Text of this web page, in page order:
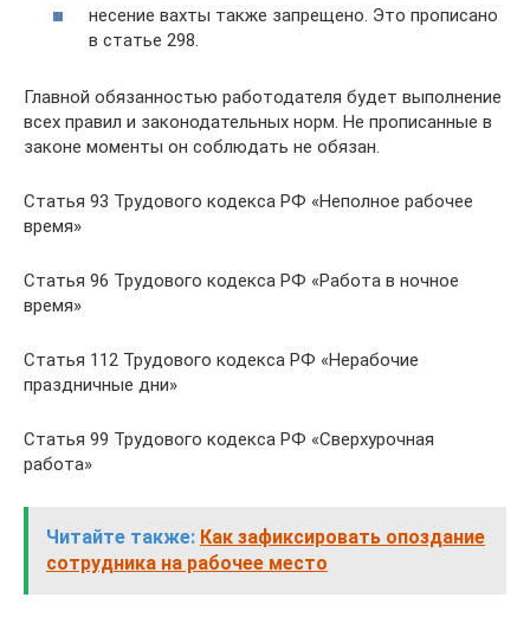
несение вахты также запрещено. Это прописано
в статье 298.
Главной обязанностью работодателя будет выполнение
всех правил и законодательных норм. Не прописанные в
законе моменты он соблюдать не обязан.
Статья 93 Трудового кодекса РФ «Неполное рабочее
время»
Статья 96 Трудового кодекса РФ «Работа в ночное
время»
Статья 112 Трудового кодекса РФ «Нерабочие
праздничные дни»
Статья 99 Трудового кодекса РФ «Сверхурочная
работа»
Читайте также: Как зафиксировать опоздание
сотрудника на рабочее место